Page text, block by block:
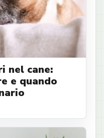
nel cane:
e quando